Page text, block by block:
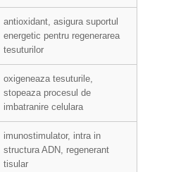
antioxidant, asigura suportul
energetic pentru regenerarea
tesuturilor
oxigeneaza tesuturile,
stopeaza procesul de
imbatranire celulara
imunostimulator, intra in
structura ADN, regenerant
tisular